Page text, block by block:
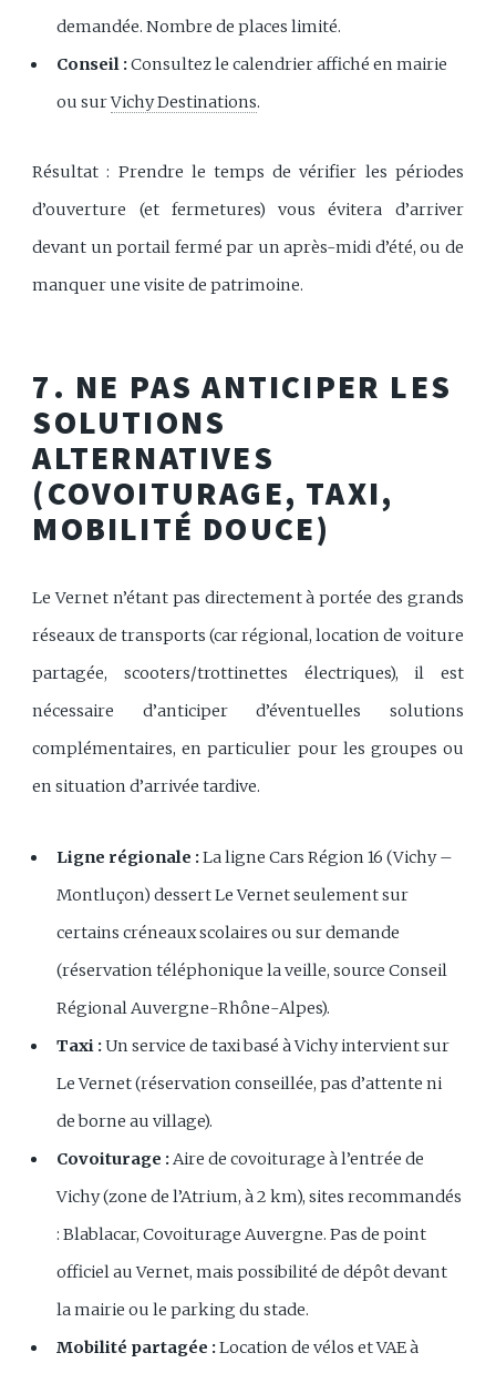
demandée. Nombre de places limité.
Conseil :Consultez le calendrier affiché en mairie
ou surVichy Destinations.
Résultat : Prendre le temps de vérifier les périodes
d’ouverture (et fermetures) vous évitera d’arriver
devant un portail fermé par un après-midi d’été, ou de
manquer une visite de patrimoine.
7. NE PAS ANTICIPER LES
SOLUTIONS
ALTERNATIVES
(COVOITURAGE, TAXI,
MOBILITÉ DOUCE)
Le Vernet n’étant pas directement à portée des grands
réseaux de transports (car régional, location de voiture
partagée, scooters/trottinettes électriques), il est
nécessaire d’anticiper d’éventuelles solutions
complémentaires, en particulier pour les groupes ou
en situation d’arrivée tardive.
Ligne régionale :La ligne Cars Région 16 (Vichy –
Montluçon) dessert Le Vernet seulement sur
certains créneaux scolaires ou sur demande
(réservation téléphonique la veille, source Conseil
Régional Auvergne-Rhône-Alpes).
Taxi :Un service de taxi basé à Vichy intervient sur
Le Vernet (réservation conseillée, pas d’attente ni
de borne au village).
Covoiturage :Aire de covoiturage à l’entrée de
Vichy (zone de l’Atrium, à 2 km), sites recommandés
: Blablacar, Covoiturage Auvergne. Pas de point
officiel au Vernet, mais possibilité de dépôt devant
la mairie ou le parking du stade.
Mobilité partagée :Location de vélos et VAE à